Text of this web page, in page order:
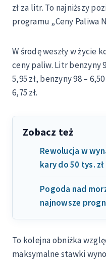
zł za litr. To najniższy
programu „Ceny Paliwa
W środę weszły w życie
ceny paliw. Litr benzyny
5,95 zł, benzyny 98 –
6,75 zł.
Zobacz też
Rewolucja w
kary do 50 tys. zł
Pogoda nad
najnowsze
To kolejna obniżka
maksymalne stawki